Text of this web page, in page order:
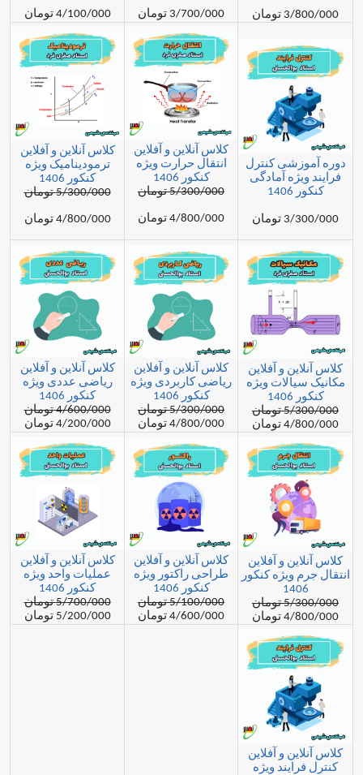
3/700/000 تومان 4/100/000 تومان
کنترل
آمادگی
کلاس آنلاین و آفلاین
انتقال حرارت ویژه
کنکور 1406
5/300/000 تومان
4/800/000 تومان
کلاس آنلاین و آفلاین
ترمودینامیک ویژه
کنکور 1406
5/300/000 تومان
4/800/000 تومان
و آفلاین
ویژه
کلاس آنلاین و آفلاین
ریاضی کاربردی ویژه
کنکور 1406
5/300/000 تومان
4/800/000 تومان
کلاس آنلاین و آفلاین
ریاضی عددی ویژه
کنکور 1406
4/600/000 تومان
4/200/000 تومان
و آفلاین
کنکور
کلاس آنلاین و آفلاین
طراحی راکتور ویژه
5/100/000 تومان
4/600/000 تومان
کلاس آنلاین و آفلاین
عملیات واحد ویژه
کنکور 1406
5/700/000 تومان
5/200/000 تومان
و آفلاین
ویژه